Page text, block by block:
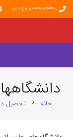
001-778-3409340
خانه chevron_right تحصیل